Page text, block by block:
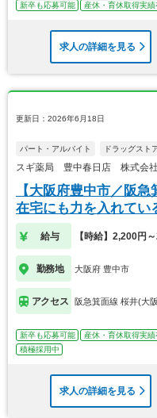
新卒も応募可能 産休・育休取得実績
求人の詳細を見る
更新日：2026年6月18日
パート・アルバイト ドラッグスト
スギ薬局 豊中春日店 株式会社
【大阪府豊中市／阪
在宅にも力を入れてい
給与 【時給】2,200円
勤務地 大阪府 豊中市
アクセス 阪急箕面線 桜井(大
新卒も応募可能 産休・育休取得実績
積極採用中
求人の詳細を見る